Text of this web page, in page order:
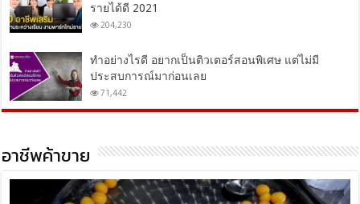
รายได้ดี 2021
204,230
ทำอย่างไรดี อยากเป็นติวเตอร์สอนพิเศษ แต่ไม่มี
ประสบการณ์มาก่อนเลย
71,442
อาชีพค้าขาย